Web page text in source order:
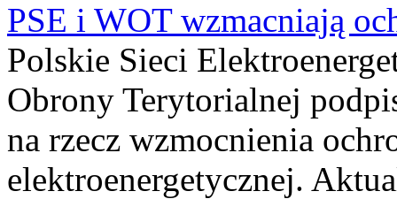
PSE i WOT wzmacniają
Polskie Sieci
Obrony Terytorialnej
na rzecz wzmocnienia
elektroenergetycznej.